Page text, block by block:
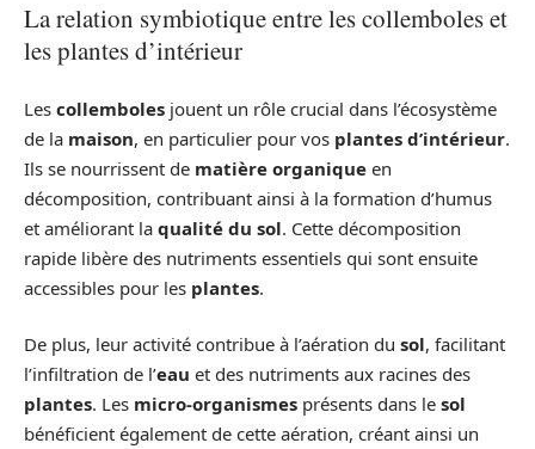
La relation symbiotique entre les collemboles et
les plantes d’intérieur
Les collemboles jouent un rôle crucial dans l’écosystème
de la maison, en particulier pour vos plantes d’intérieur.
Ils se nourrissent de matière organique en
décomposition, contribuant ainsi à la formation d’humus
et améliorant la qualité du sol. Cette décomposition
rapide libère des nutriments essentiels qui sont ensuite
accessibles pour les plantes.
De plus, leur activité contribue à l’aération du sol, facilitant
l’infiltration de l’eau et des nutriments aux racines des
plantes. Les micro-organismes présents dans le sol
bénéficient également de cette aération, créant ainsi un